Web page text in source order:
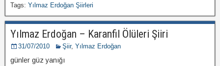
Tags: Yılmaz Erdoğan Şiirleri
Yılmaz Erdoğan – Karanfil Ölüleri Şiiri
31/07/2010 Şiir, Yılmaz Erdoğan
günler güz yanığı